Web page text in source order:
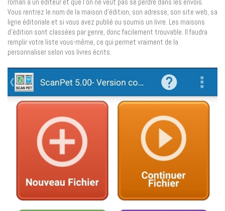
Vous rentrez le nom de la maison d’édition, son adresse, son site web, sa
ligne éditoriale et si vous avez publié ou soumis un livre. Les maisons
d’édition sont classées par genre, donc facilement trouvable. Il faudra
remplir votre liste vous-même, ce qui permet vraiment de la
personnaliser selon vos livres écrits.